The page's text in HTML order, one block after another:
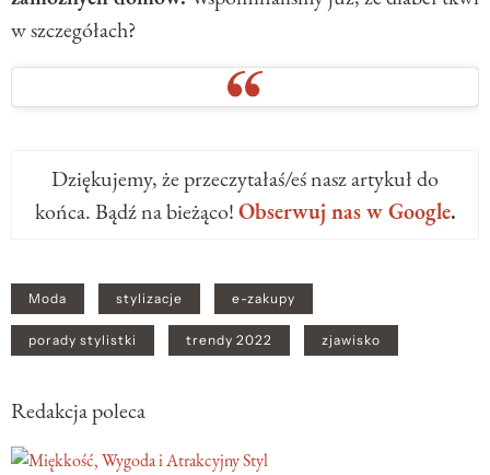
w szczegółach?
Dziękujemy, że przeczytałaś/eś nasz artykuł do
końca. Bądź na bieżąco!Obserwuj nas w Google.
Moda stylizacje e-zakupy
porady stylistki trendy 2022 zjawisko
Redakcja poleca